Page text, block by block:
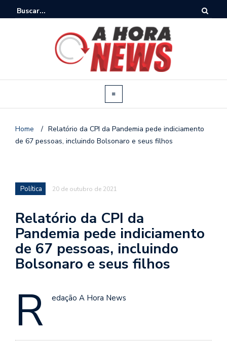
Home / Relatório da CPI da Pandemia pede indiciamento
de 67 pessoas, incluindo Bolsonaro e seus filhos
Política 20 de outubro de 2021
Relatório da CPI da
Pandemia pede indiciamento
de 67 pessoas, incluindo
Bolsonaro e seus filhos
R edação A Hora News